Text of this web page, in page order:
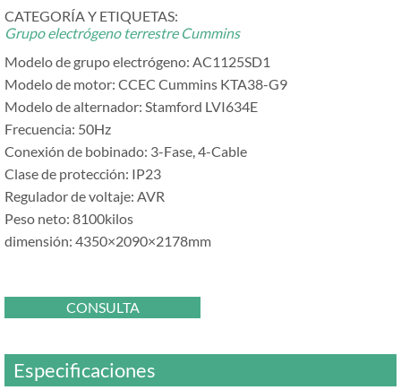
CATEGORÍA Y ETIQUETAS:
Grupo electrógeno terrestre Cummins
Modelo de grupo electrógeno: AC1125SD1
Modelo de motor: CCEC Cummins KTA38-G9
Modelo de alternador: Stamford LVI634E
Frecuencia: 50Hz
Conexión de bobinado: 3-Fase, 4-Cable
Clase de protección: IP23
Regulador de voltaje: AVR
Peso neto: 8100kilos
dimensión: 4350×2090×2178mm
CONSULTA
Especificaciones